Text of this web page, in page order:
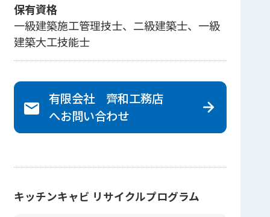
保有資格
一級建築施工管理技士、二級建築士、一級
建築大工技能士
有限会社 齊和工務店
へお問い合わせ
キッチンキャビ リサイクルプログラム